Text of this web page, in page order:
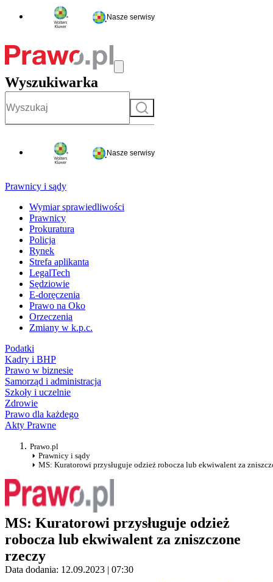
Nasze serwisy
Wyszukiwarka
Szukaj
Nasze serwisy
Prawnicy i sądy
Wymiar sprawiedliwości
Prawnicy
Prokuratura
Policja
Rynek
Strefa aplikanta
LegalTech
Sędziowie
E-doręczenia
Prawo na Oko
Orzeczenia
Zmiany w k.p.c.
Podatki
Kadry i BHP
Prawo w biznesie
Samorząd i administracja
Szkoły i uczelnie
Zdrowie
Prawo dla każdego
Akty Prawne
Prawo.pl
Prawnicy i sądy
MS: Kuratorowi przysługuje odzież robocza lub ekwiwalent za
MS: Kuratorowi przysługuje odzież
robocza lub ekwiwalent za zniszczone
rzeczy
Data dodania: 12.09.2023 | 07:30